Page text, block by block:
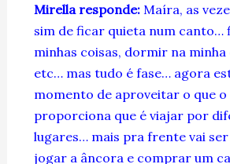
Mirella responde:Maíra, as
sim de ficar quieta num canto…
minhas coisas, dormir na
etc… mas tudo é fase… agora
momento de aproveitar o que
proporciona que é viajar por
lugares… mais pra frente vai
jogar a âncora e comprar um